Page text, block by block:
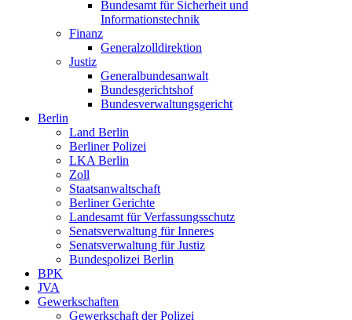
Bundesamt für Sicherheit und
Informationstechnik
Finanz
Generalzolldirektion
Justiz
Generalbundesanwalt
Bundesgerichtshof
Bundesverwaltungsgericht
Berlin
Land Berlin
Berliner Polizei
LKA Berlin
Zoll
Staatsanwaltschaft
Berliner Gerichte
Landesamt für Verfassungsschutz
Senatsverwaltung für Inneres
Senatsverwaltung für Justiz
Bundespolizei Berlin
BPK
JVA
Gewerkschaften
Gewerkschaft der Polizei